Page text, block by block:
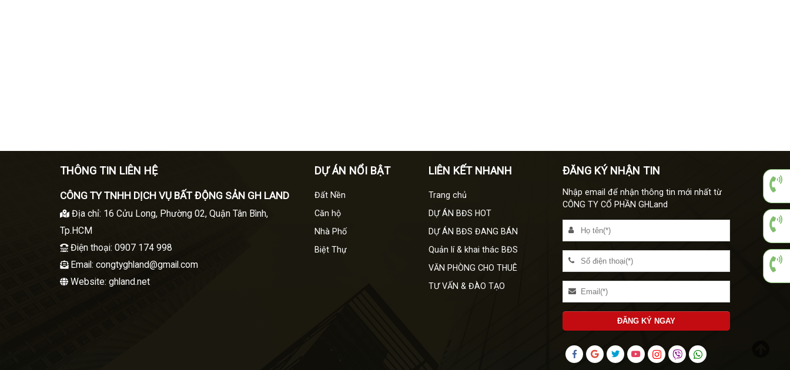
THÔNG TIN LIÊN HỆ
CÔNG TY TNHH DỊCH VỤ BẤT ĐỘNG SẢN GH LAND
Địa chỉ: 16 Cửu Long, Phường 02, Quận Tân Bình,
Tp.HCM
Điện thoại: 0907 174 998
Email: congtyghland@gmail.com
Website: ghland.net
DỰ ÁN NỔI BẬT
Đất Nền
Căn hộ
Nhà Phố
Biệt Thự
LIÊN KẾT NHANH
Trang chủ
DỰ ÁN BĐS HOT
DỰ ÁN BĐS ĐANG BÁN
Quản lí & khai thác BĐS
VĂN PHÒNG CHO THUÊ
TƯ VẤN & ĐÀO TẠO
ĐĂNG KÝ NHẬN TIN
Nhập email để nhận thông tin mới nhất từ
CÔNG TY CỔ PHẦN GHLand